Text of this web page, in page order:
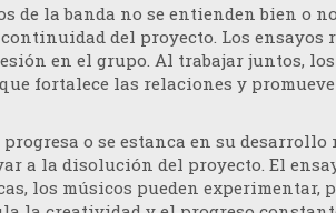
de la banda no se entienden bien o
del proyecto. Los ensayos
en el grupo. Al trabajar juntos,
fortalece las relaciones y
progresa o se estanca en su
a la disolución del proyecto. El
los músicos pueden experimentar,